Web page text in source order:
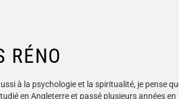
RÉNO
à la psychologie et la spiritualité, je pense
en Angleterre et passé plusieurs années en